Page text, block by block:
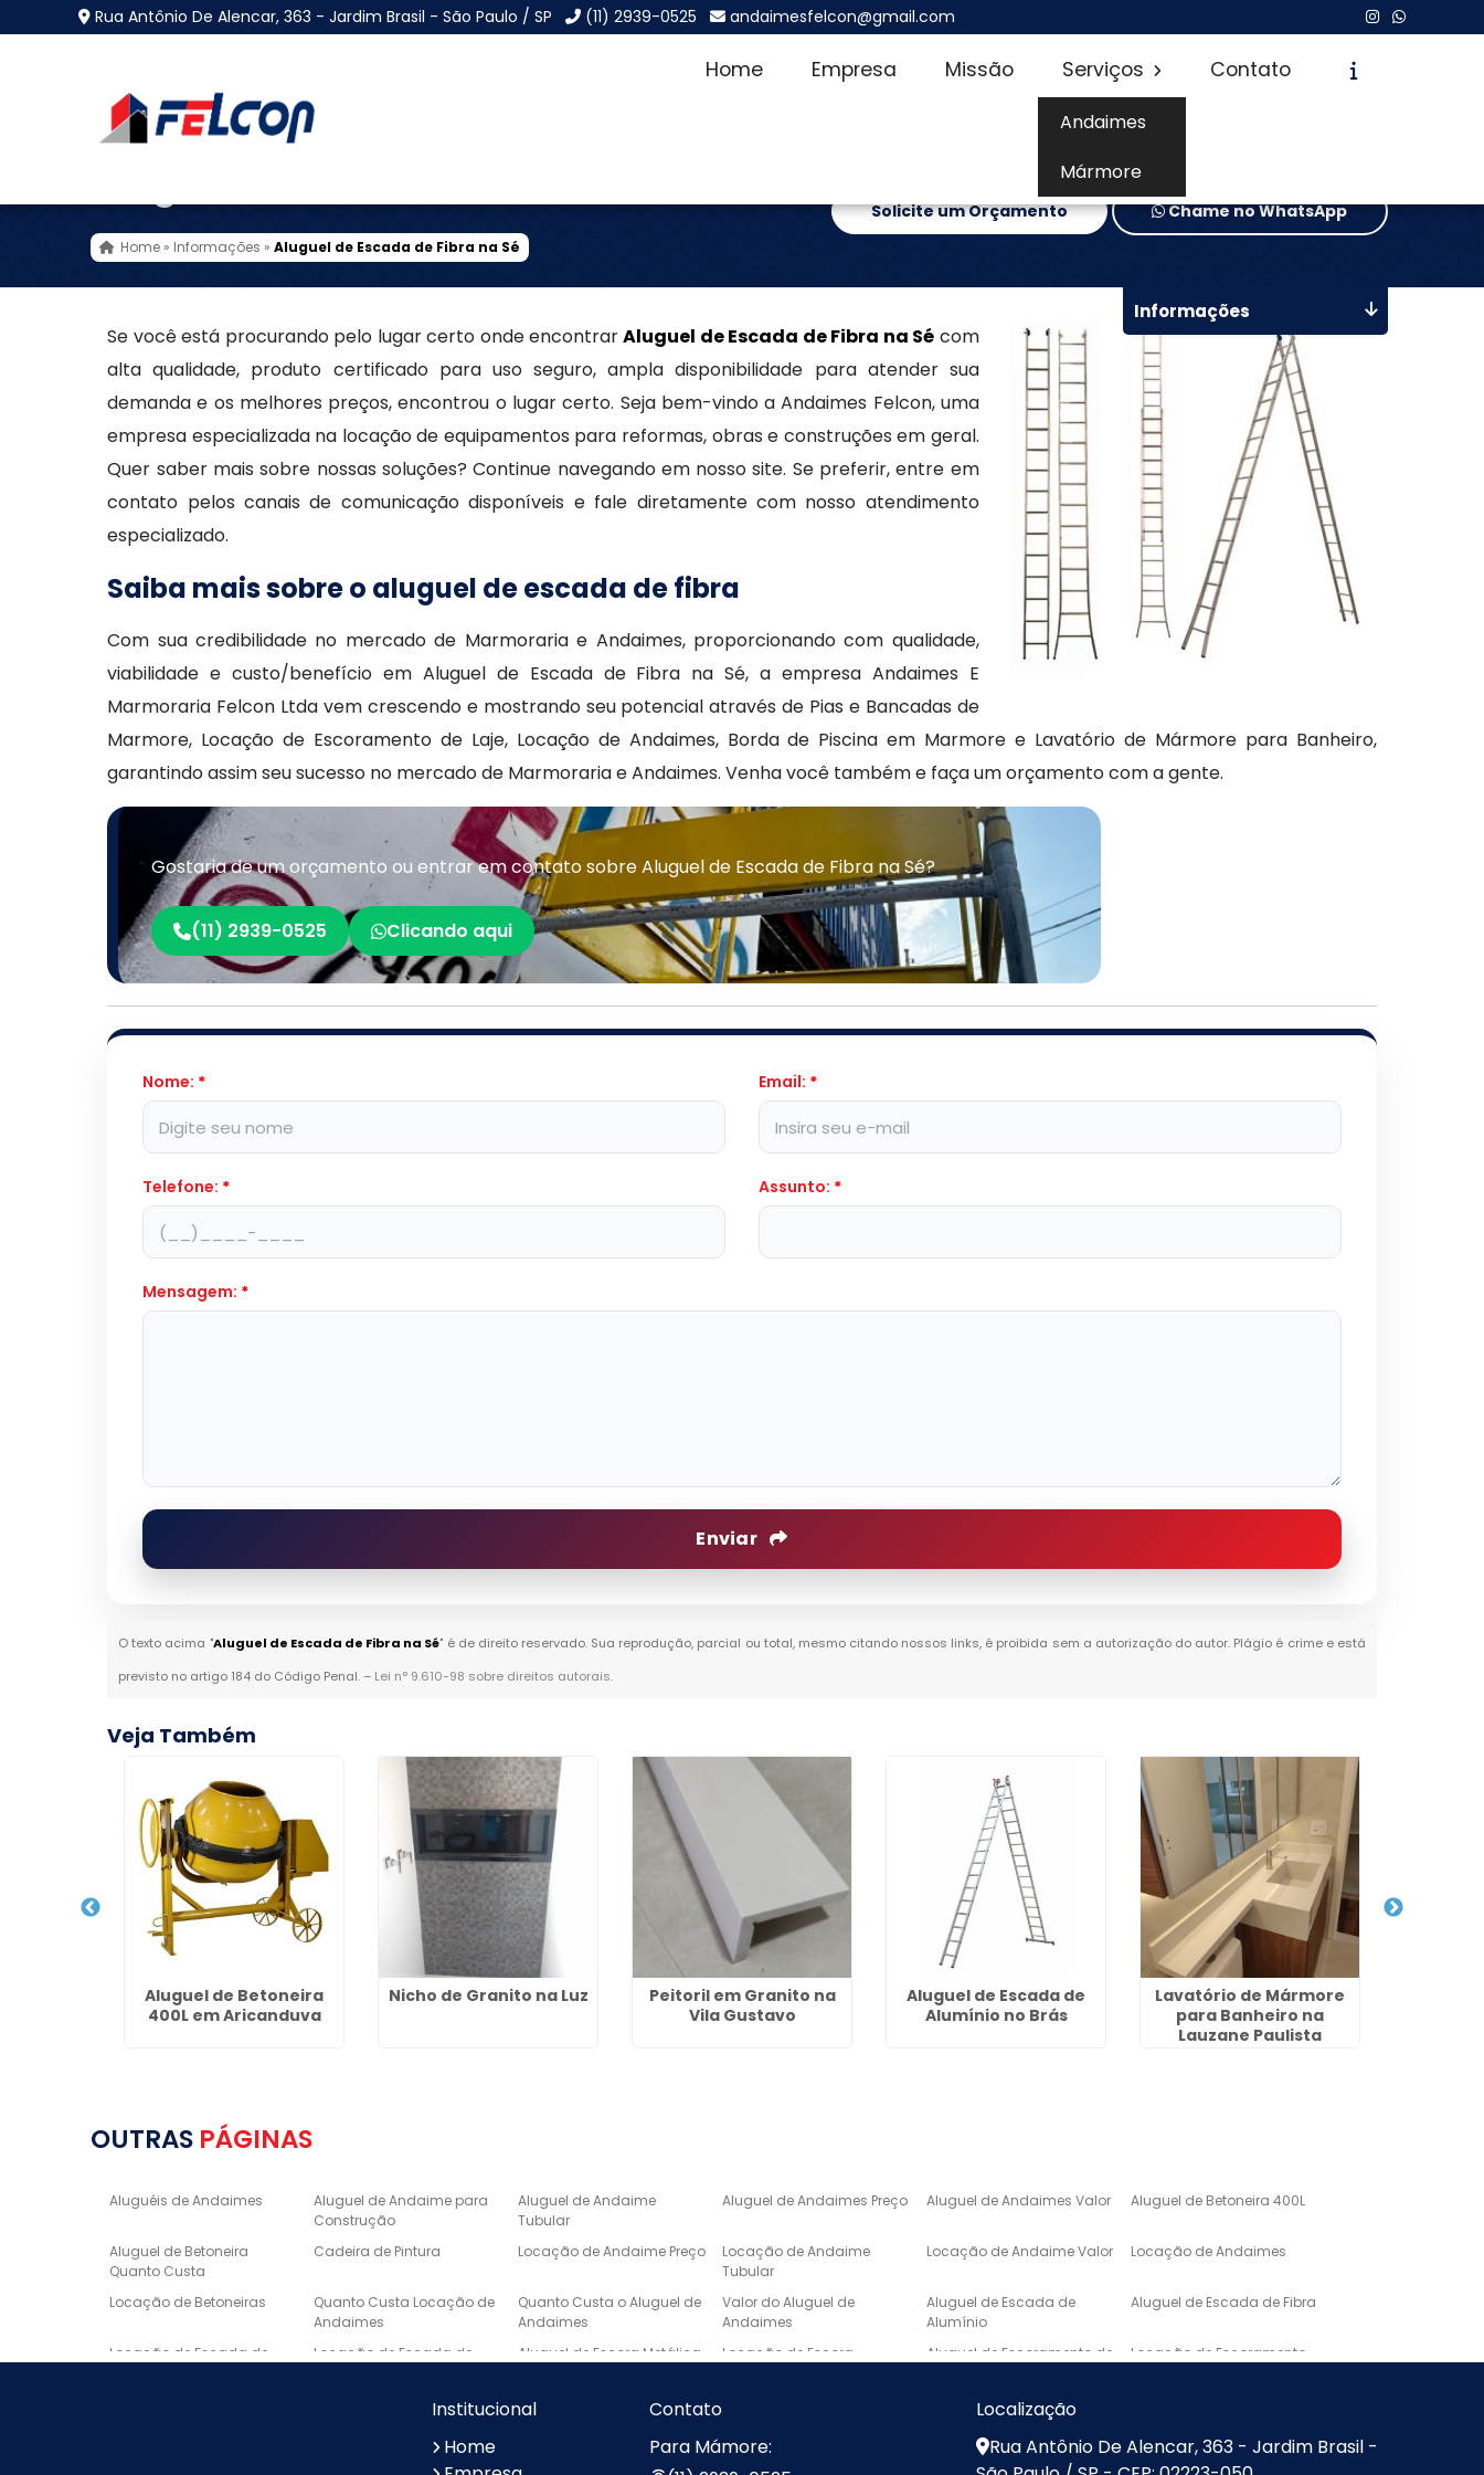
Rua Antônio De Alencar, 363 - Jardim Brasil - São Paulo / SP (11) 2939-0525 andaimesfelcon@gmail.com
Home Empresa Missão Serviços
Andaimes
Mármore
Contato
Home » Informações »Aluguel de Escada de Fibra na Sé
Solicite um Orçamento Chame no WhatsApp
Se você está procurando pelo lugar certo onde encontrarAluguel de Escada de Fibra na Sé com
alta qualidade, produto certificado para uso seguro, ampla disponibilidade para atender sua
demanda e os melhores preços, encontrou o lugar certo. Seja bem-vindo a Andaimes Felcon, uma
empresa especializada na locação de equipamentos para reformas, obras e construções em geral.
Quer saber mais sobre nossas soluções? Continue navegando em nosso site. Se preferir, entre em
contato pelos canais de comunicação disponíveis e fale diretamente com nosso atendimento
especializado.
Saiba mais sobre o aluguel de escada de fibra
Com sua credibilidade no mercado de Marmoraria e Andaimes, proporcionando com qualidade,
viabilidade e custo/benefício em Aluguel de Escada de Fibra na Sé, a empresa Andaimes E
Marmoraria Felcon Ltda vem crescendo e mostrando seu potencial através de Pias e Bancadas de
Marmore, Locação de Escoramento de Laje, Locação de Andaimes, Borda de Piscina em Marmore e Lavatório de Mármore para Banheiro,
garantindo assim seu sucesso no mercado de Marmoraria e Andaimes. Venha você também e faça um orçamento com a gente.
Gostaria de um orçamento ou entrar em contato sobre Aluguel de Escada de Fibra na Sé?
(11) 2939-0525 Clicando aqui
Nome: * Email: *
Telefone: * Assunto: *
Mensagem: *
Enviar
O texto acima "Aluguel de Escada de Fibra na Sé" é de direito reservado. Sua reprodução, parcial ou total, mesmo citando nossos links, é proibida sem a autorização do autor. Plágio é crime e está
previsto no artigo 184 do Código Penal. – Lei n° 9.610-98 sobre direitos autorais.
Informações
Veja Também
Aluguel de Betoneira
400L em Aricanduva
Nicho de Granito na Luz
Peitoril em Granito na
Vila Gustavo
Aluguel de Escada de
Alumínio no Brás
Lavatório de Mármore
para Banheiro na
Lauzane Paulista
OUTRAS PÁGINAS
Aluguéis de Andaimes
Aluguel de Andaime para
Construção
Aluguel de Andaime
Tubular
Aluguel de Andaimes Preço Aluguel de Andaimes Valor Aluguel de Betoneira 400L
Aluguel de Betoneira
Quanto Custa
Cadeira de Pintura Locação de Andaime Preço
Locação de Andaime
Tubular
Locação de Andaime Valor Locação de Andaimes
Locação de Betoneiras
Quanto Custa Locação de
Andaimes
Quanto Custa o Aluguel de
Andaimes
Valor do Aluguel de
Andaimes
Aluguel de Escada de
Alumínio
Aluguel de Escada de Fibra
Locação de Escada de
Locação de Escada de
Aluguel de Escora Metálica
Locação de Escora
Aluguel de Escoramento de
Locação de Escoramento
Borda de Piscina em
Escada de Mármore Preço
Lavatório de Mármore para
Nichos Sob Medida
Pia de Marmore para
Pias de Mármore
Pias de Mármore de
Pias e Bancadas de
Institucional
Home
Contato
Para Mámore:
Localização
Rua Antônio De Alencar, 363 - Jardim Brasil -